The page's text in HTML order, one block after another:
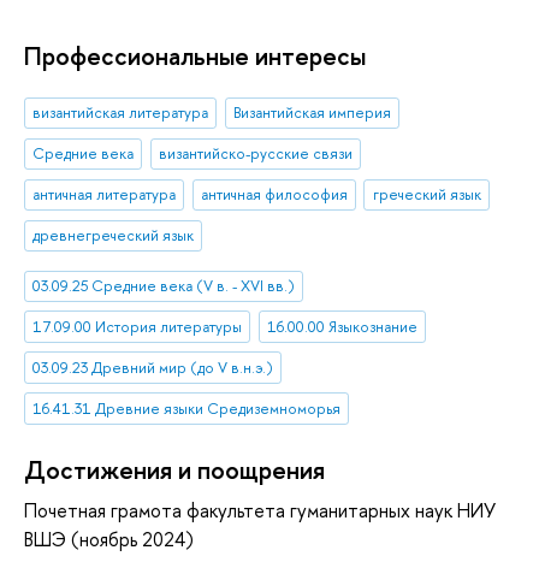
Профессиональные интересы
византийская литература
Византийская империя
Средние века
византийско-русские связи
античная литература
античная философия
греческий язык
древнегреческий язык
03.09.25 Средние века (V в. - XVI вв.)
17.09.00 История литературы
16.00.00 Языкознание
03.09.23 Древний мир (до V в.н.э.)
16.41.31 Древние языки Средиземноморья
Достижения и поощрения
Почетная грамота факультета гуманитарных наук НИУ
ВШЭ (ноябрь 2024)